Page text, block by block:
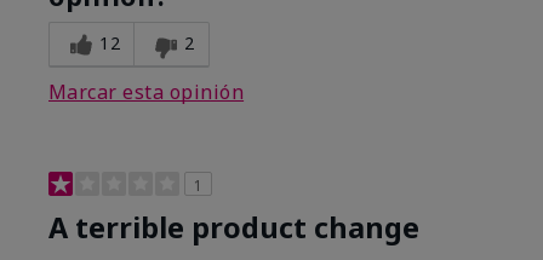
12 2
Marcar esta opinión
1
A terrible product change